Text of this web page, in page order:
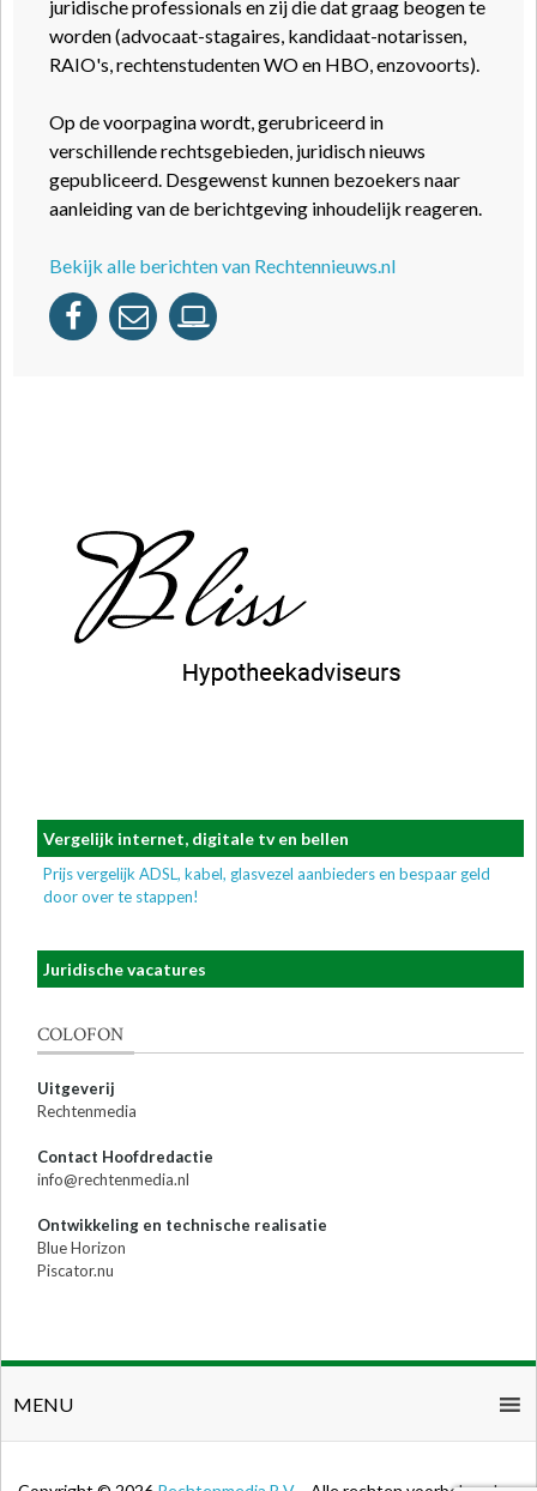
juridische professionals en zij die dat graag beogen te
worden (advocaat-stagaires, kandidaat-notarissen,
RAIO's, rechtenstudenten WO en HBO, enzovoorts).
Op de voorpagina wordt, gerubriceerd in
verschillende rechtsgebieden, juridisch nieuws
gepubliceerd. Desgewenst kunnen bezoekers naar
aanleiding van de berichtgeving inhoudelijk reageren.
Bekijk alle berichten van Rechtennieuws.nl
Vergelijk internet, digitale tv en bellen
Prijs vergelijk ADSL, kabel, glasvezel aanbieders en bespaar geld
door over te stappen!
Juridische vacatures
COLOFON
Uitgeverij
Rechtenmedia
Contact Hoofdredactie
info@rechtenmedia.nl
Ontwikkeling en technische realisatie
Blue Horizon
Piscator.nu
MENU